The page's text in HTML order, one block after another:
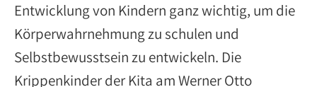
Entwicklung von Kindern ganz wichtig, um die
Körperwahrnehmung zu schulen und
Selbstbewusstsein zu entwickeln. Die
Krippenkinder der Kita am Werner Otto